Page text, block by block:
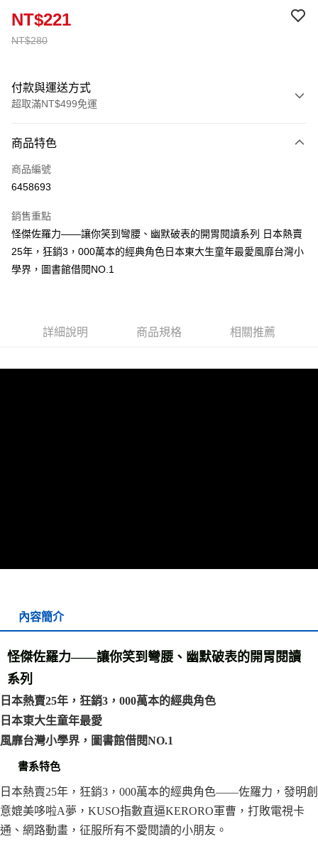
NT$280
NT$221
付款與運送方式
超取滿NT$499免運
信用卡一次付款
超商取貨付款
Apple Pay
街口支付
全家取貨付款
每筆NT$70，滿NT$799(含以上)免運費
每筆NT$200，滿NT$99,999(含以上)免運費
雜誌海外運費 查看運費
數位商品海外免運
商品特色
商品編號
6458693
銷售重點
怪傑佐羅力——讓你笑到彎腰、幽默破表的開胃閱讀系列 日本熱賣
25年，狂銷3，000萬本的經典角色日本東大生童年最愛風靡台灣小
學界，圖書館借閱NO.1
詳細說明 商品規格 相關推薦
內容簡介
怪傑佐羅力——讓你笑到彎腰、幽默破表的開胃閱讀
系列
日本熱賣25年，狂銷3，000萬本的經典角色
日本東大生童年最愛
風靡台灣小學界，圖書館借閱NO.1
書系特色
日本熱賣25年，狂銷3，000萬本的經典角色——佐羅力，發明創
意媲美哆啦A夢，KUSO指數直逼KERORO軍曹，打敗電視卡
通、網路動畫，征服所有不愛閱讀的小朋友。